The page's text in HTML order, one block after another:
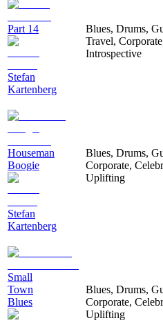
Part 14
Stefan
Kartenberg
Blues, Drums,
Travel,
Introspective
Houseman
Boogie
Stefan
Kartenberg
Blues, Drums,
Corporate,
Uplifting
Small
Town
Blues
Blues, Drums,
Corporate,
Uplifting